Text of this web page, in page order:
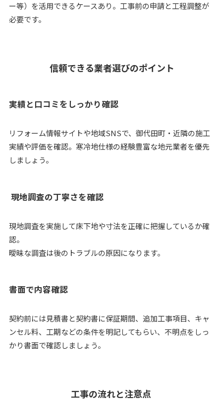
ー等）を活用できるケースあり。工事前の申請と工程調整が
必要です。
信頼できる業者選びのポイント
実績と口コミをしっかり確認
リフォーム情報サイトや地域SNSで、御代田町・近隣の施工
実績や評価を確認。寒冷地仕様の経験豊富な地元業者を優先
しましょう。
現地調査の丁寧さを確認
現地調査を実施して床下地や寸法を正確に把握しているか確
認。
曖昧な調査は後のトラブルの原因になります。
書面で内容確認
契約前には見積書と契約書に保証期間、追加工事項目、キャ
ンセル料、工期などの条件を明記してもらい、不明点をしっ
かり書面で確認しましょう。
工事の流れと注意点